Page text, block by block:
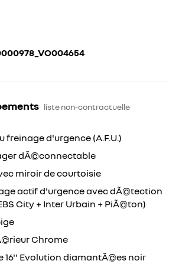
liste non-contractuelle
freinage d'urgence (A.F.U.)
dÃ©connectable
miroir de courtoisie
actif d'urgence avec dÃ©tection
City + Inter Urbain + PiÃ©ton)
Chrome
16'' Evolution diamantÃ©es noir